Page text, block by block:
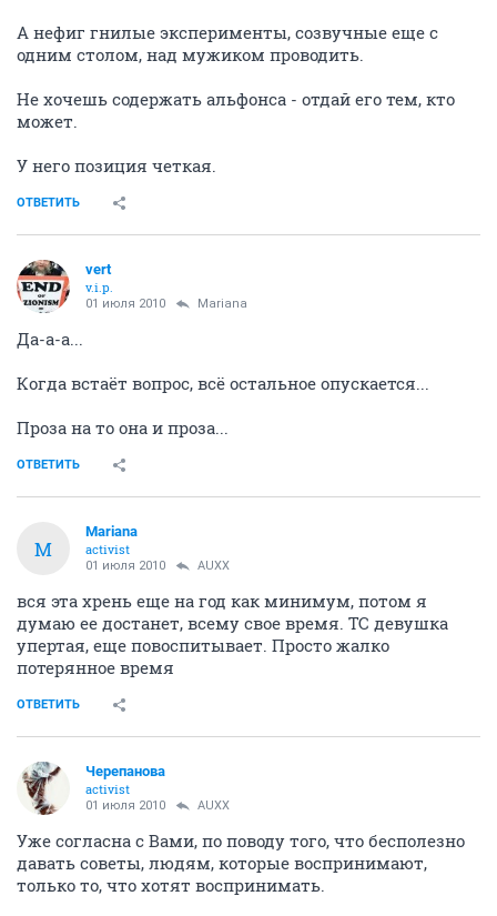
А нефиг гнилые эксперименты, созвучные еще с
одним столом, над мужиком проводить.
Не хочешь содержать альфонса - отдай его тем, кто
может.
У него позиция четкая.
ОТВЕТИТЬ
vert
v.i.p.
01 июля 2010 Mariana
Да-а-а...
Когда встаёт вопрос, всё остальное опускается...
Проза на то она и проза...
ОТВЕТИТЬ
M
Mariana
activist
01 июля 2010 AUXX
вся эта хрень еще на год как минимум, потом я
думаю ее достанет, всему свое время. ТС девушка
упертая, еще повоспитывает. Просто жалко
потерянное время
ОТВЕТИТЬ
Черепанова
activist
01 июля 2010 AUXX
Уже согласна с Вами, по поводу того, что бесполезно
давать советы, людям, которые воспринимают,
только то, что хотят воспринимать.